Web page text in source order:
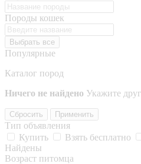
Породы кошек
Выбрать все
Популярные
Каталог пород
Ничего не найдено Укажите
Сбросить Применить
Тип объявления
Купить
Взять бесплатно
Найдены
Возраст питомца